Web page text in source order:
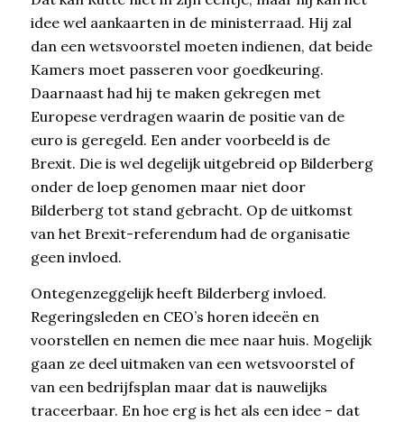
idee wel aankaarten in de ministerraad. Hij zal
dan een wetsvoorstel moeten indienen, dat beide
Kamers moet passeren voor goedkeuring.
Daarnaast had hij te maken gekregen met
Europese verdragen waarin de positie van de
euro is geregeld. Een ander voorbeeld is de
Brexit. Die is wel degelijk uitgebreid op Bilderberg
onder de loep genomen maar niet door
Bilderberg tot stand gebracht. Op de uitkomst
van het Brexit-referendum had de organisatie
geen invloed.
Ontegenzeggelijk heeft Bilderberg invloed.
Regeringsleden en CEO’s horen ideeën en
voorstellen en nemen die mee naar huis. Mogelijk
gaan ze deel uitmaken van een wetsvoorstel of
van een bedrijfsplan maar dat is nauwelijks
traceerbaar. En hoe erg is het als een idee – dat